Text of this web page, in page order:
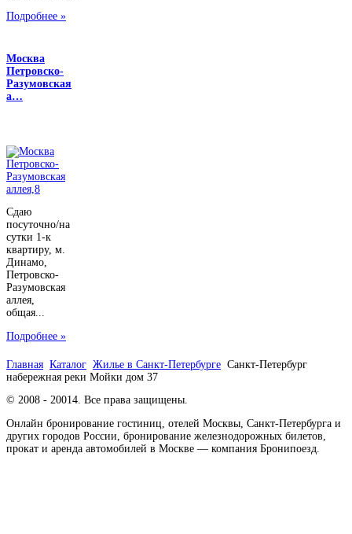
Подробнее »
Москва
Петровско-
Разумовская
а…
Сдаю
посуточно/на
сутки 1-к
квартиру, м.
Динамо,
Петровско-
Разумовская
аллея,
общая...
Подробнее »
Главная Каталог Жилье в Санкт-Петербурге Санкт-Петербург
набережная реки Мойки дом 37
© 2008 - 20014. Все права защищены.
Онлайн бронирование гостиниц, отелей Москвы, Санкт-Петербурга и
других городов России, бронирование железнодорожных билетов,
прокат и аренда автомобилей в Москве — компания Бронипоезд.